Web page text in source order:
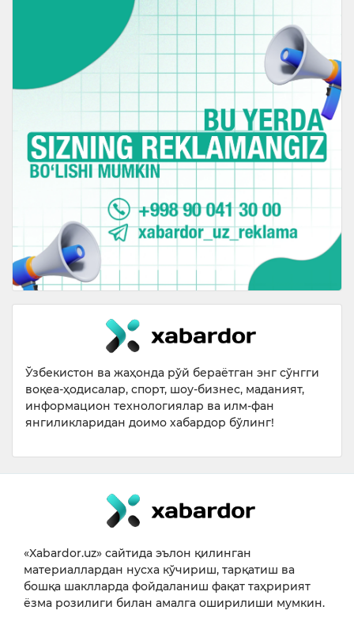
Ўзбекистон ва жаҳонда рўй бераётган энг сўнгги
воқеа-ҳодисалар, спорт, шоу-бизнес, маданият,
информацион технологиялар ва илм-фан
янгиликларидан доимо хабардор бўлинг!
«Xabardor.uz» сайтида эълон қилинган
материаллардан нусха кўчириш, тарқатиш ва
бошқа шаклларда фойдаланиш фақат таҳририят
ёзма розилиги билан амалга оширилиши мумкин.